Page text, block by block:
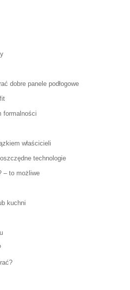
dobre panele podłogowe
formalności
właścicieli
technologie
– to możliwe
kuchni